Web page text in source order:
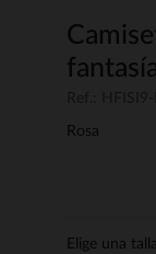
Rosa
Elige una talla